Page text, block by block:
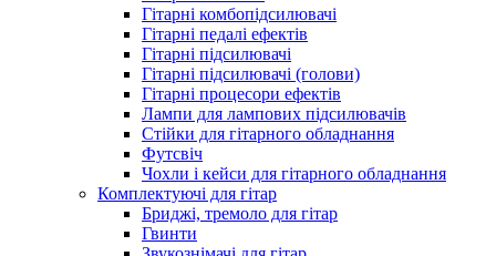
Гітарні комбопідсилювачі
Гітарні педалі ефектів
Гітарні підсилювачі
Гітарні підсилювачі (голови)
Гітарні процесори ефектів
Лампи для лампових підсилювачів
Стійки для гітарного обладнання
Футсвіч
Чохли і кейси для гітарного обладнання
Комплектуючі для гітар
Бриджі, тремоло для гітар
Гвинти